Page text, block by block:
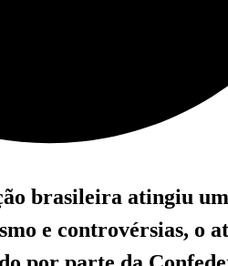
brasileira atingiu
e controvérsias, o